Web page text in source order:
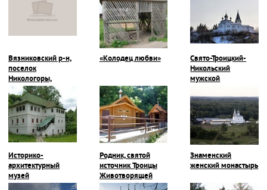
Вязниковский р-н,
поселок
Никологоры,
Покровская
церковь
«Колодец любви»
Свято-Троицкий-
Никольский
мужской
Историко-
архитектурный
музей
Родник, святой
источник Троицы
Животворящей
Знаменский
женский монастырь